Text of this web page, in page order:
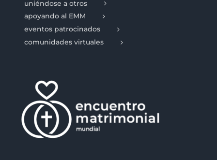
uniéndose a otros
apoyando al EMM
eventos patrocinados
comunidades virtuales